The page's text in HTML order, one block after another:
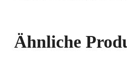
Ähnliche